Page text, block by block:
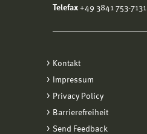
Telefax +49 3841 753-7131
Kontakt
Impressum
Privacy Policy
Barrierefreiheit
Send Feedback